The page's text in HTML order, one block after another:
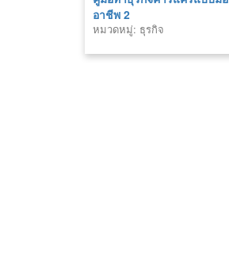
อาชีพ 2
หมวดหมู่: ธุรกิจ